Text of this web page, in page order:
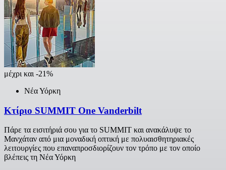
μέχρι και -21%
Νέα Υόρκη
Κτίριο SUMMIT One Vanderbilt
Πάρε τα εισιτήριά σου για το SUMMIT και ανακάλυψε το
Μανχάταν από μια μοναδική οπτική με πολυαισθητηριακές
λειτουργίες που επαναπροσδιορίζουν τον τρόπο με τον οποίο
βλέπεις τη Νέα Υόρκη